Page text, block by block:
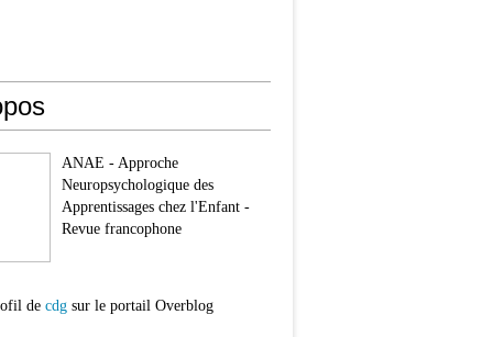
ANAE - Approche
Neuropsychologique des
Apprentissages chez l'Enfant -
Revue francophone
de cdg sur le portail Overblog